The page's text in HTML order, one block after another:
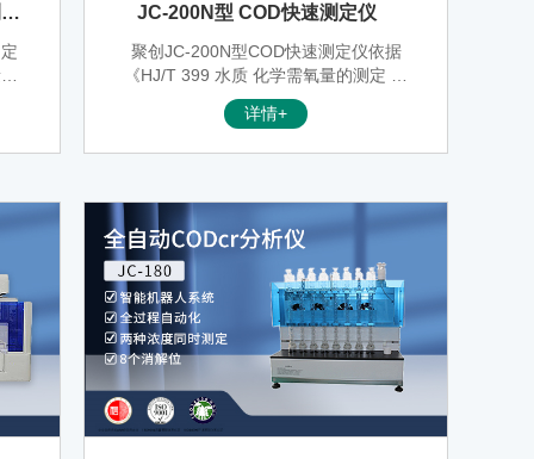
JC-200N型 COD快速测定仪
聚创JC-200N型COD快速测定仪依据
《HJ/T 399 水质 化学需氧量的测定 快
速消解分光光度法》设计并开发，能准
确快速测定水样的COD指标，适用于检
院所、石化、造纸、印染、电子、电
力、钢铁、农业、市政工程等行业。
详情+